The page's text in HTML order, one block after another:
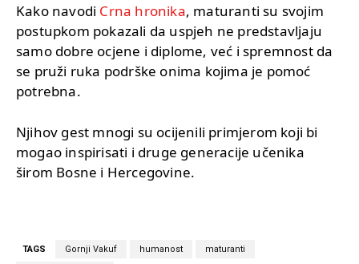
Kako navodi Crna hronika, maturanti su svojim
postupkom pokazali da uspjeh ne predstavljaju
samo dobre ocjene i diplome, već i spremnost da
se pruži ruka podrške onima kojima je pomoć
potrebna.
Njihov gest mnogi su ocijenili primjerom koji bi
mogao inspirisati i druge generacije učenika
širom Bosne i Hercegovine.
TAGS Gornji Vakuf humanost maturanti